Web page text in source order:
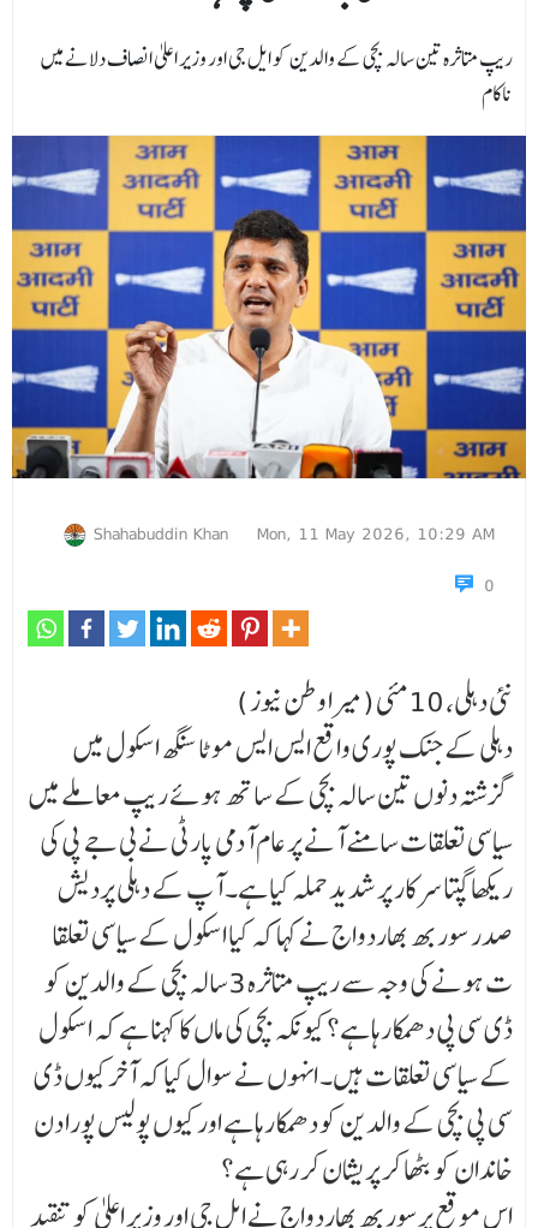
ریپ متاثرہ تین سالہ بچی کے والدین کو ایل جی اور وزیر اعلیٰ انصاف دلانے میں
ناکام
Shahabuddin Khan
Mon, 11 May 2026, 10:29 AM
0
نئی دہلی، 10مئی (میرا وطن نیوز )
دہلی کے جنک پوری واقع ایس ایس موٹا سنگھ اسکول میں
گزشتہ دنوں تین سالہ بچی کے ساتھ ہوئے ر یپ معاملے میں
سیاسی تعلقات سامنے آنے پر عام آدمی پارٹی نے بی جے پی کی
ریکھا گپتا سرکار پر شدید حملہ کیا ہے۔ آپ کے دہلی پردیش
صدر سوربھ بھاردواج نے کہا کہ کیا اسکول کے سیاسی تعلقا
ت ہونے کی وجہ سے ریپ متاثرہ 3سالہ بچی کے والدین کو
ڈی سی پی دھمکا رہا ہے؟ کیونکہ بچی کی ماں کا کہنا ہے کہ اسکول
کے سیاسی تعلقات ہیں۔ انہوں نے سوال کیا کہ آخر کیوں ڈی
سی پی بچی کے والد ین کو دھمکا رہا ہے اور کیوں پولیس پورا دن
خاندان کو بٹھا کر پریشان کر رہی ہے؟
اس موقع پرسوربھ بھاردواج نے ایل جی اور وزیر اعلیٰ کو تنقید